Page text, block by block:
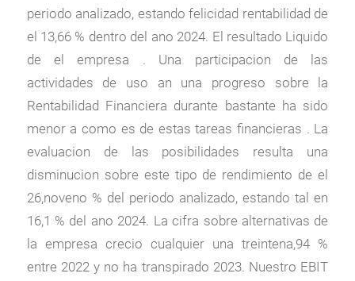
periodo analizado, estando felicidad rentabilidad de
el 13,66 % dentro del ano 2024. El resultado Liquido
de el empresa . Una participacion de las
actividades de uso an una progreso sobre la
Rentabilidad Financiera durante bastante ha sido
menor a como es de estas tareas financieras . La
evaluacion de las posibilidades resulta una
disminucion sobre este tipo de rendimiento de el
26,noveno % del periodo analizado, estando tal en
16,1 % del ano 2024. La cifra sobre alternativas de
la empresa crecio cualquier una treintena,94 %
entre 2022 y no ha transpirado 2023. Nuestro EBIT